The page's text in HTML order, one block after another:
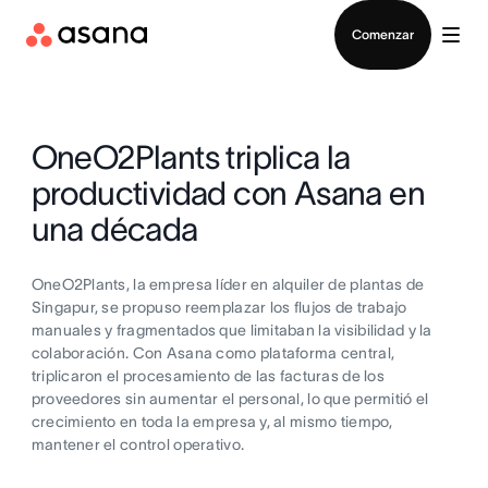
Comenzar
OneO2Plants triplica la
productividad con Asana en
una década
OneO2Plants, la empresa líder en alquiler de plantas de
Singapur, se propuso reemplazar los flujos de trabajo
manuales y fragmentados que limitaban la visibilidad y la
colaboración. Con Asana como plataforma central,
triplicaron el procesamiento de las facturas de los
proveedores sin aumentar el personal, lo que permitió el
crecimiento en toda la empresa y, al mismo tiempo,
mantener el control operativo.